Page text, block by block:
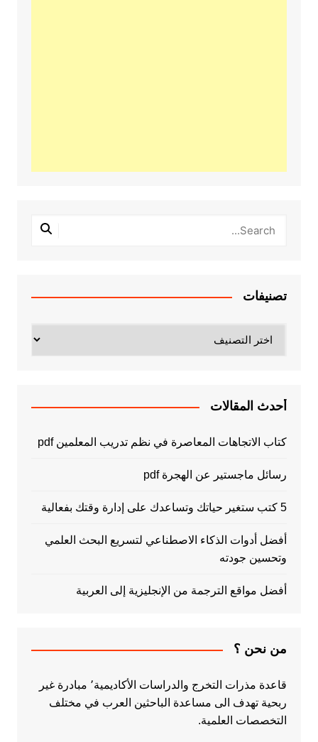
تصنيفات
أحدث المقالات
كتاب الاتجاهات المعاصرة في نظم تدريب المعلمين pdf
رسائل ماجستير عن الهجرة pdf
5 كتب ستغير حياتك وتساعدك على إدارة وقتك بفعالية
أفضل أدوات الذكاء الاصطناعي لتسريع البحث العلمي
وتحسين جودته
أفضل مواقع الترجمة من الإنجليزية إلى العربية
من نحن ؟
قاعدة مذرات التخرج والدراسات الأكاديمية٬ مبادرة غير
ربحية تهدف الى مساعدة الباحثين العرب في مختلف
التخصصات العلمية.